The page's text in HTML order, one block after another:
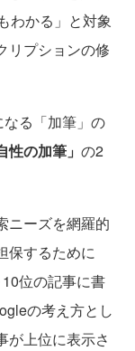
わかる」と対象
リプションの修
る「加筆」の
性の加筆」 の2
ニーズを網羅的
保するために
位の記事に書
の考え方とし
が上位に表示さ